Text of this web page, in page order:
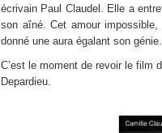
écrivain Paul Claudel. Elle a
son aîné. Cet amour
donné une aura égalant son génie.
C’est le moment de revoir le film
Depardieu.